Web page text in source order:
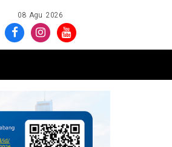
08 Agu 2026